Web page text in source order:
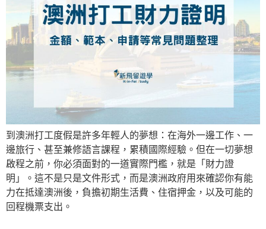
到澳洲打工度假是許多年輕人的夢想：在海外一邊工作、一
邊旅行、甚至兼修語言課程，累積國際經驗。但在一切夢想
啟程之前，你必須面對的一道實際門檻，就是「財力證
明」。這不是只是文件形式，而是澳洲政府用來確認你有能
力在抵達澳洲後，負擔初期生活費、住宿押金，以及可能的
回程機票支出。